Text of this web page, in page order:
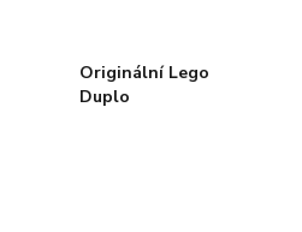
Originální Lego
Duplo